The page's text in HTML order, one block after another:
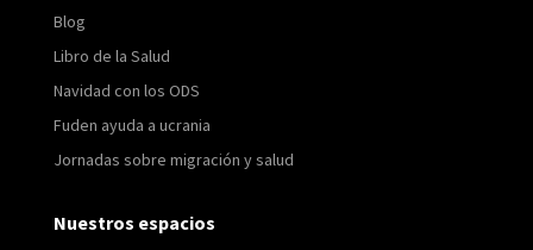
Blog
Libro de la Salud
Navidad con los ODS
Fuden ayuda a ucrania
Jornadas sobre migración y salud
Nuestros espacios